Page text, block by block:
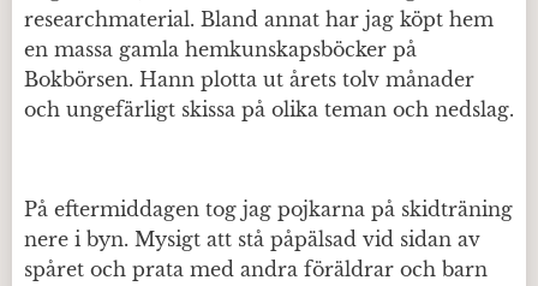
researchmaterial. Bland annat har jag köpt hem
en massa gamla hemkunskapsböcker på
Bokbörsen. Hann plotta ut årets tolv månader
och ungefärligt skissa på olika teman och nedslag.
På eftermiddagen tog jag pojkarna på skidträning
nere i byn. Mysigt att stå påpälsad vid sidan av
spåret och prata med andra föräldrar och barn